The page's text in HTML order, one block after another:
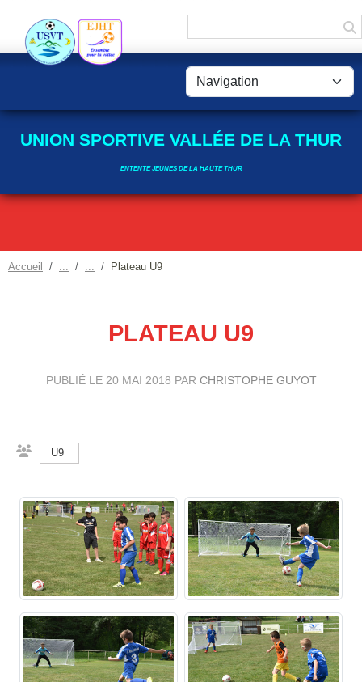
UNION SPORTIVE VALLÉE DE LA THUR
ENTENTE JEUNES DE LA HAUTE THUR
Accueil Plateau U9
PLATEAU U9
PUBLIÉ LE 20 MAI 2018 PAR CHRISTOPHE GUYOT
U9